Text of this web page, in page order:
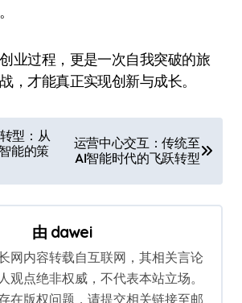
业过程，更是一次自我突破的旅
，才能真正实现创新与成长。
型：从
能的策
运营中心交互：传统至
AI智能时代的飞跃转型
由 dawei
网内容转载自互联网，其相关言论
观点绝非权威，不代表本站立场。
在版权问题，请提交相关链接至邮